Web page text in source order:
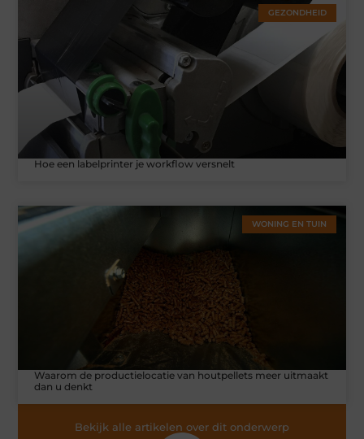
GEZONDHEID
Hoe een labelprinter je workflow versnelt
WONING EN TUIN
Waarom de productielocatie van houtpellets meer uitmaakt
dan u denkt
Bekijk alle artikelen over dit onderwerp